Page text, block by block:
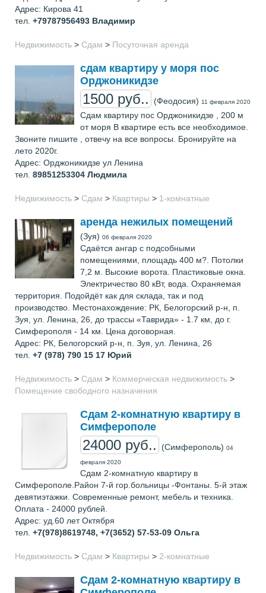
Адрес: Кирова 41
тел. +79787956493 Владимир
Недвижимость > Сдам > Посуточная аренда
сдам квартиру у моря пос
Орджоникидзе
1500 руб.. (Феодосия) 11 февраля 2020
Сдам квартиру пос Орджоникидзе , 200 м
от моря В квартире есть все необходимое.
Звоните пишите , отвечу на все вопросы. Бронируйте на
лето 2020г.
Адрес: Орджоникидзе ул Ленина
тел. 89851253304 Людмила
Недвижимость > Сдам > Квартиры > 1-комнатные
аренда нежилых помещений
(Зуя) 06 февраля 2020
Сдаётся ангар с подсобными
помещениями, площадь 400 м?. Потолки
7,2 м. Высокие ворота. Пластиковые окна.
Электричество 80 кВт, вода. Охраняемая
территория. Подойдёт как для склада, так и под
производство. Местонахождение: РК, Белогорский р-н, п.
Зуя, ул. Ленина, 26, до трассы «Таврида» - 1.7 км, до г.
Симферополя - 14 км. Цена договорная.
Адрес: РК, Белогорский р-н, п. Зуя, ул. Ленина, 26
тел. +7 (978) 790 15 17 Юрий
Недвижимость > Сдам > Коммерческая недвижимость >
Помещение свободного назначения
Сдам 2-комнатную квартиру в
Симферополе
24000 руб.. (Симферополь) 04
февраля 2020
Сдам 2-комнатную квартиру в
Симферополе.Район 7-й гор.больницы -Фонтаны. 5-й этаж
девятиэтажки. Современные ремонт, мебель и техника.
Оплата - 24000 рублей.
Адрес: уд.60 лет Октября
тел. +7(978)8619748, +7(3652) 57-53-09 Ольга
Недвижимость > Сдам > Квартиры > 2-комнатные
Сдам 2-комнатную квартиру в